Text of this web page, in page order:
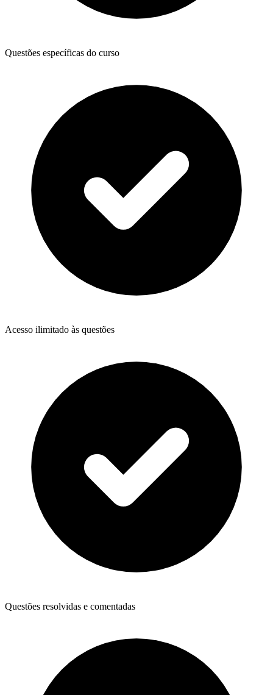
Questões específicas do curso
Acesso ilimitado às questões
Questões resolvidas e comentadas